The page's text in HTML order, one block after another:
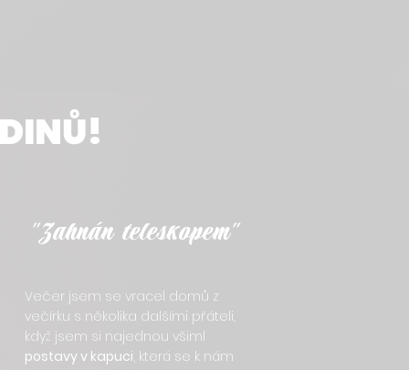
"Zahnán teleskopem"
Večer jsem se vracel domů z
večírku s několika dalšími přáteli,
když jsem si najednou všiml
postavy v kapuci, která se k nám